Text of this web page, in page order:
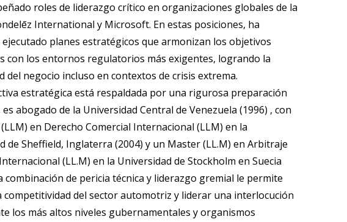
roles de liderazgo crítico en organizaciones globales de la
International y Microsoft. En estas posiciones, ha
ejecutado planes estratégicos que armonizan los objetivos
con los entornos regulatorios más exigentes, logrando la
del negocio incluso en contextos de crisis extrema.
estratégica está respaldada por una rigurosa preparación
es abogado de la Universidad Central de Venezuela (1996) , con
en Derecho Comercial Internacional (LLM) en la
de Sheffield, Inglaterra (2004) y un Master (LL.M) en Arbitraje
(LL.M) en la Universidad de Stockholm en Suecia
combinación de pericia técnica y liderazgo gremial le permite
competitividad del sector automotriz y liderar una interlocución
los más altos niveles gubernamentales y organismos